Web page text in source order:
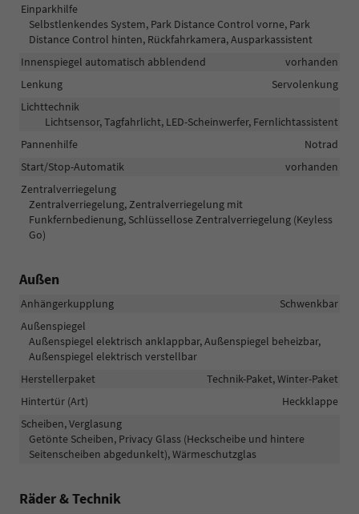
Einparkhilfe
Selbstlenkendes System, Park Distance Control vorne, Park
Distance Control hinten, Rückfahrkamera, Ausparkassistent
Innenspiegel automatisch abblendend
vorhanden
Lenkung
Servolenkung
Lichttechnik
Lichtsensor, Tagfahrlicht, LED-Scheinwerfer, Fernlichtassistent
Pannenhilfe
Notrad
Start/Stop-Automatik
vorhanden
Zentralverriegelung
Zentralverriegelung, Zentralverriegelung mit
Funkfernbedienung, Schlüssellose Zentralverriegelung (Keyless
Go)
Außen
Anhängerkupplung
Schwenkbar
Außenspiegel
Außenspiegel elektrisch anklappbar, Außenspiegel beheizbar,
Außenspiegel elektrisch verstellbar
Herstellerpaket
Technik-Paket, Winter-Paket
Hintertür (Art)
Heckklappe
Scheiben, Verglasung
Getönte Scheiben, Privacy Glass (Heckscheibe und hintere
Seitenscheiben abgedunkelt), Wärmeschutzglas
Räder & Technik